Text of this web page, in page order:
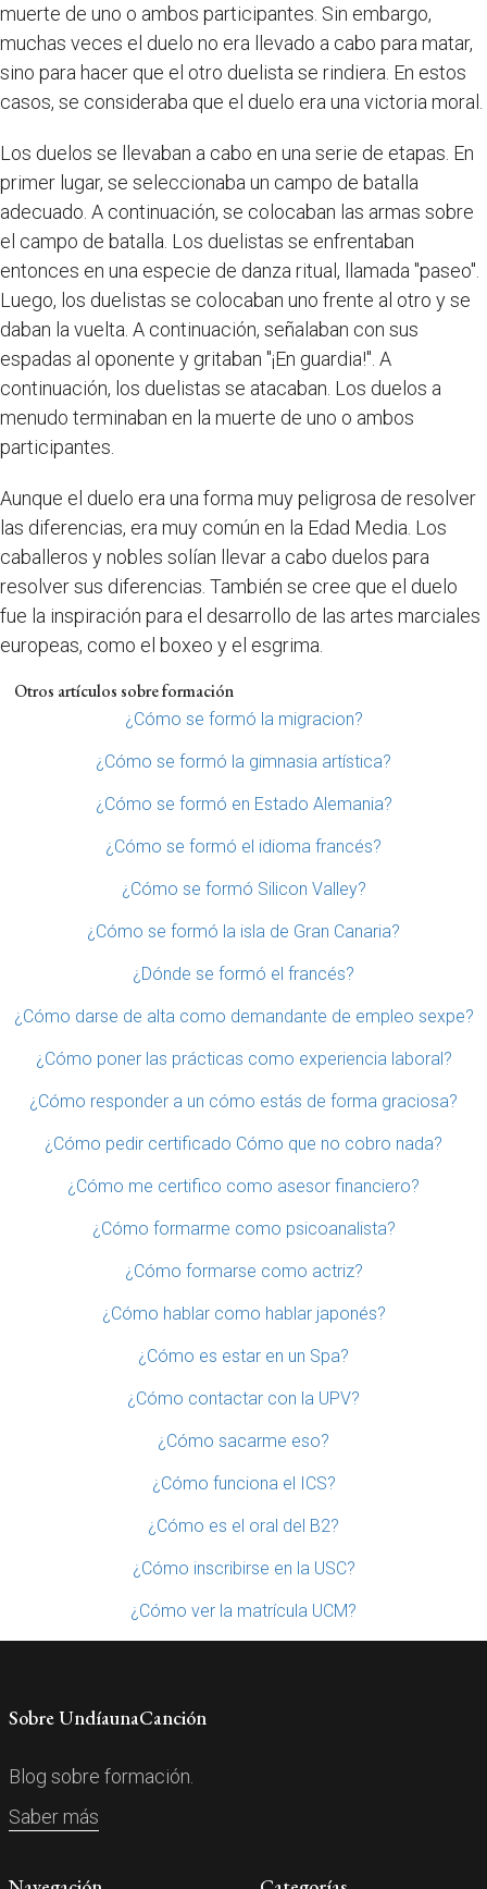
muerte de uno o ambos participantes. Sin embargo,
muchas veces el duelo no era llevado a cabo para matar,
sino para hacer que el otro duelista se rindiera. En estos
casos, se consideraba que el duelo era una victoria moral.
Los duelos se llevaban a cabo en una serie de etapas. En
primer lugar, se seleccionaba un campo de batalla
adecuado. A continuación, se colocaban las armas sobre
el campo de batalla. Los duelistas se enfrentaban
entonces en una especie de danza ritual, llamada "paseo".
Luego, los duelistas se colocaban uno frente al otro y se
daban la vuelta. A continuación, señalaban con sus
espadas al oponente y gritaban "¡En guardia!". A
continuación, los duelistas se atacaban. Los duelos a
menudo terminaban en la muerte de uno o ambos
participantes.
Aunque el duelo era una forma muy peligrosa de resolver
las diferencias, era muy común en la Edad Media. Los
caballeros y nobles solían llevar a cabo duelos para
resolver sus diferencias. También se cree que el duelo
fue la inspiración para el desarrollo de las artes marciales
europeas, como el boxeo y el esgrima.
Otros artículos sobre formación
¿Cómo se formó la migracion?
¿Cómo se formó la gimnasia artística?
¿Cómo se formó en Estado Alemania?
¿Cómo se formó el idioma francés?
¿Cómo se formó Silicon Valley?
¿Cómo se formó la isla de Gran Canaria?
¿Dónde se formó el francés?
¿Cómo darse de alta como demandante de empleo sexpe?
¿Cómo poner las prácticas como experiencia laboral?
¿Cómo responder a un cómo estás de forma graciosa?
¿Cómo pedir certificado Cómo que no cobro nada?
¿Cómo me certifico como asesor financiero?
¿Cómo formarme como psicoanalista?
¿Cómo formarse como actriz?
¿Cómo hablar como hablar japonés?
¿Cómo es estar en un Spa?
¿Cómo contactar con la UPV?
¿Cómo sacarme eso?
¿Cómo funciona el ICS?
¿Cómo es el oral del B2?
¿Cómo inscribirse en la USC?
¿Cómo ver la matrícula UCM?
Sobre UndíaunaCanción
Blog sobre formación.
Saber más